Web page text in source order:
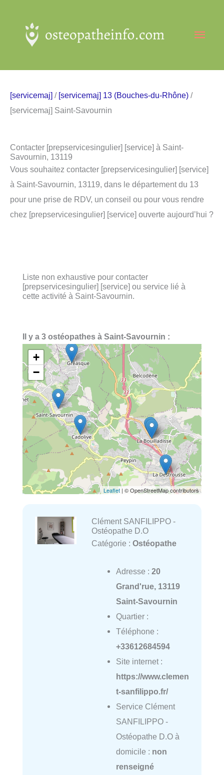
contenu
[servicemaj] / [servicemaj] 13 (Bouches-du-Rhône) /
[servicemaj] Saint-Savournin
Contacter [prepservicesingulier] [service] à Saint-
Savournin, 13119
Vous souhaitez contacter [prepservicesingulier] [service]
à Saint-Savournin, 13119, dans le département du 13
pour une prise de RDV, un conseil ou pour vous rendre
chez [prepservicesingulier] [service] ouverte aujourd’hui ?
Liste non exhaustive pour contacter
[prepservicesingulier] [service] ou service lié à
cette activité à Saint-Savournin.
Il y a 3 ostéopathes à Saint-Savournin :
+
−
Leaflet | © OpenStreetMap contributors
Clément SANFILIPPO -
Ostéopathe D.O
Catégorie : Ostéopathe
Adresse : 20
Grand'rue, 13119
Saint-Savournin
Quartier :
Téléphone :
+33612684594
Site internet :
https://www.clemen
t-sanfilippo.fr/
Service Clément
SANFILIPPO -
Ostéopathe D.O à
domicile : non
renseigné